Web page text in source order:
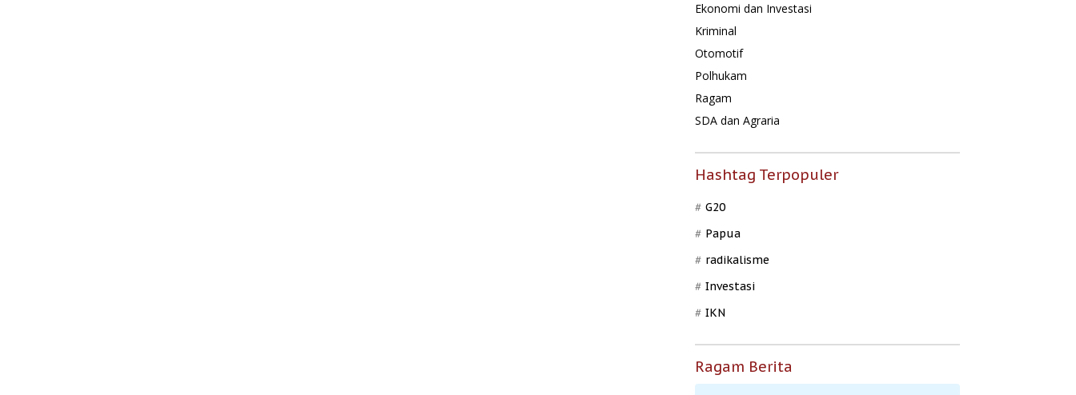
Ekonomi dan Investasi
Kriminal
Otomotif
Polhukam
Ragam
SDA dan Agraria
Hashtag Terpopuler
G20
Papua
radikalisme
Investasi
IKN
Ragam Berita